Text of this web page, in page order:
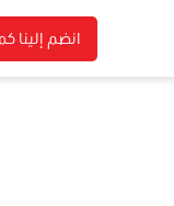
انضم إلينا